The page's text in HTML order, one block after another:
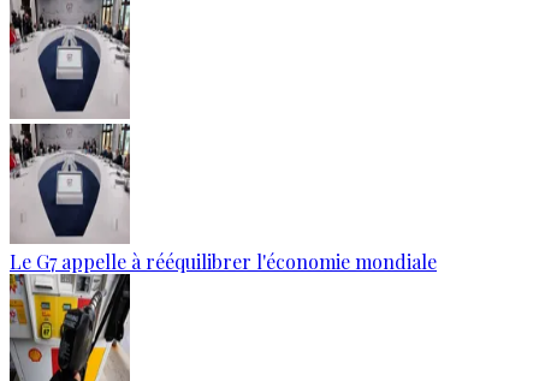
Le G7 appelle à rééquilibrer l'économie mondiale